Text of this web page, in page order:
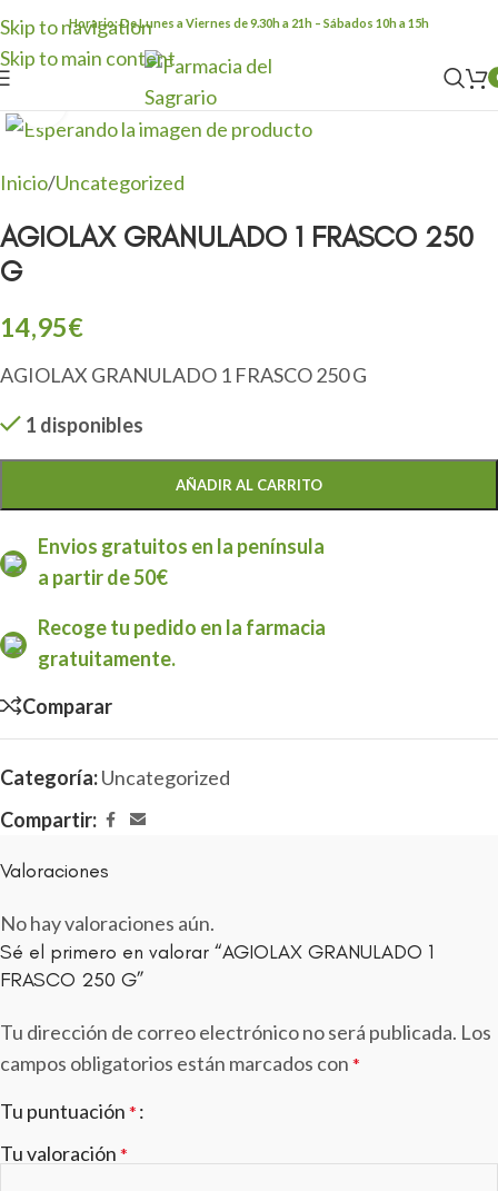
Skip to navigation
Skip to main content
Horario: De Lunes a Viernes de 9.30h a 21h – Sábados 10h a 15h
Clic para ampliar
Inicio/Uncategorized
AGIOLAX GRANULADO 1 FRASCO 250
G
14,95€
AGIOLAX GRANULADO 1 FRASCO 250 G
1 disponibles
AÑADIR AL CARRITO
Envios gratuitos en la península
a partir de 50€
Recoge tu pedido en la farmacia
gratuitamente.
Comparar
Categoría:Uncategorized
Compartir:
Valoraciones
No hay valoraciones aún.
Sé el primero en valorar “AGIOLAX GRANULADO 1
FRASCO 250 G”
Tu dirección de correo electrónico no será publicada. Los
campos obligatorios están marcados con *
Tu puntuación *
Tu valoración *